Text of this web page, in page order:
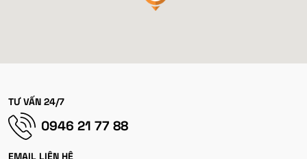
TƯ VẤN 24/7
0946 21 77 88
EMAIL LIÊN HỆ